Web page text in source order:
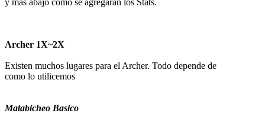
y mas abajo como se agregaran los Stats.
Archer 1X~2X
Existen muchos lugares para el Archer. Todo depende de
como lo utilicemos
Matabicheo Basico